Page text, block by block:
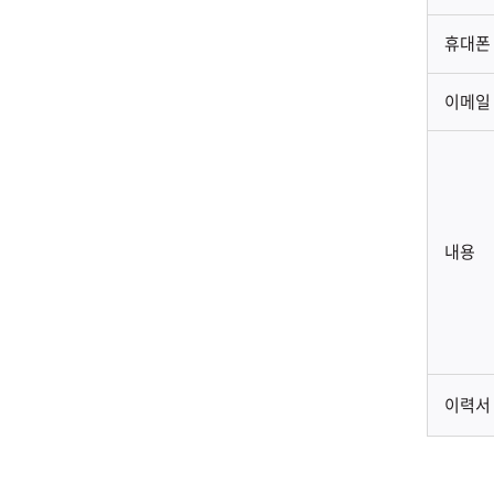
휴대
이메일
내용
이력서